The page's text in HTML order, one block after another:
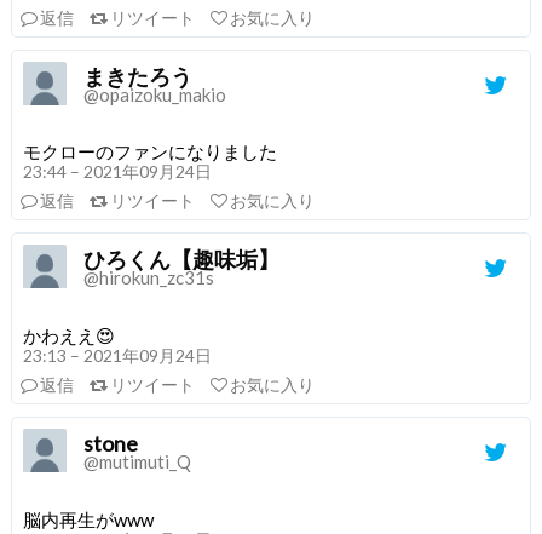
返信
リツイート お気に入り
まきたろう
@opaizoku_makio
モクローのファンになりました
23:44 – 2021年09月24日
返信
リツイート お気に入り
ひろくん【趣味垢】
@hirokun_zc31s
かわええ😍
23:13 – 2021年09月24日
返信
リツイート お気に入り
stone
@mutimuti_Q
脳内再生がwww